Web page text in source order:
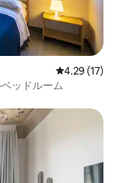
レビュー17
4.29 (17)
ッドルーム